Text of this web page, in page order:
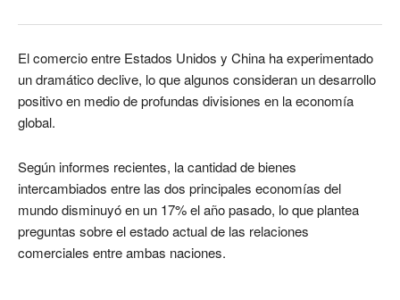
El comercio entre Estados Unidos y China ha experimentado
un dramático declive, lo que algunos consideran un desarrollo
positivo en medio de profundas divisiones en la economía
global.
Según informes recientes, la cantidad de bienes
intercambiados entre las dos principales economías del
mundo disminuyó en un 17% el año pasado, lo que plantea
preguntas sobre el estado actual de las relaciones
comerciales entre ambas naciones.